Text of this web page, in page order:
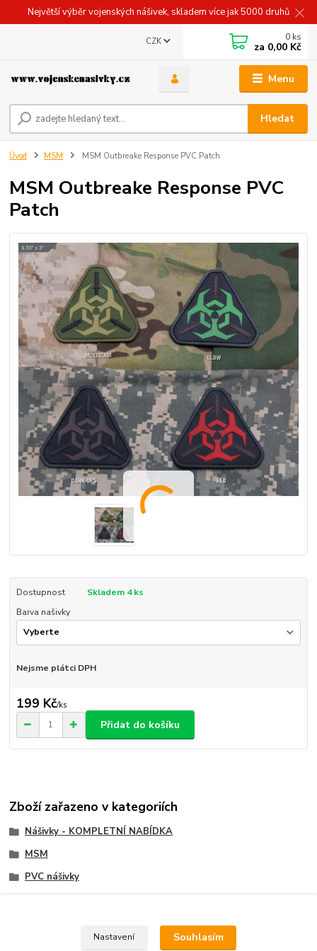
Největší výběr vojenských nášivek, skladem více jak 5000 druhů
Menu
CZK
Hledat
0 ks
za 0,00 Kč
Úvod MSM MSM Outbreake Response PVC Patch
MSM Outbreake Response PVC
Patch
Dostupnost
Skladem 4 ks
Barva našivky
Nejsme plátci DPH
199 Kč/ks
Přidat do košíku
Zboží zařazeno v kategoriích
Nášivky - KOMPLETNÍ NABÍDKA
MSM
PVC nášivky
Nastavení Souhlasím